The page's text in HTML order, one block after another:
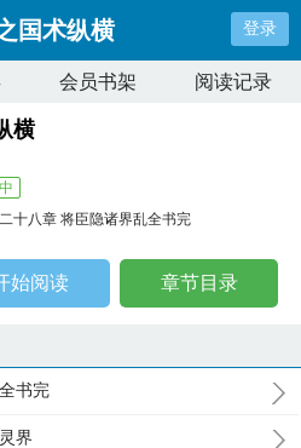
国术纵横 登录
会员书架 阅读记录
横
十八章 将臣隐诸界乱全书完
始阅读 章节目录
书完
界